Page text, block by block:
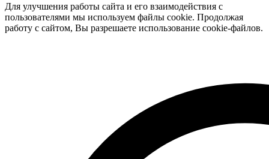
Для улучшения работы сайта и его взаимодействия с
пользователями мы используем файлы cookie. Продолжая
работу с сайтом, Вы разрешаете использование cookie-файлов.